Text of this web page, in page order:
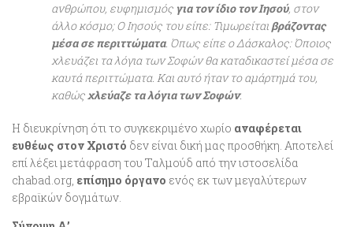
ανθρώπου, ευφημισμός για τον ίδιο τον Ιησού, στον
άλλο κόσμο; Ο Ιησούς του είπε: Τιμωρείται βράζοντας
μέσα σε περιττώματα. Όπως είπε ο Δάσκαλος: Όποιος
χλευάζει τα λόγια των Σοφών θα καταδικαστεί μέσα σε
καυτά περιττώματα. Και αυτό ήταν το αμάρτημά του,
καθώςχλεύαζε τα λόγια των Σοφών.
Η διευκρίνηση ότι το συγκεκριμένο χωρίο αναφέρεται
ευθέως στον Χριστό δεν είναι δική μας προσθήκη. Αποτελεί
επί λέξει μετάφραση του Ταλμούδ από την ιστοσελίδα
chabad.org, επίσημο όργανο ενός εκ των μεγαλύτερων
εβραϊκών δογμάτων.